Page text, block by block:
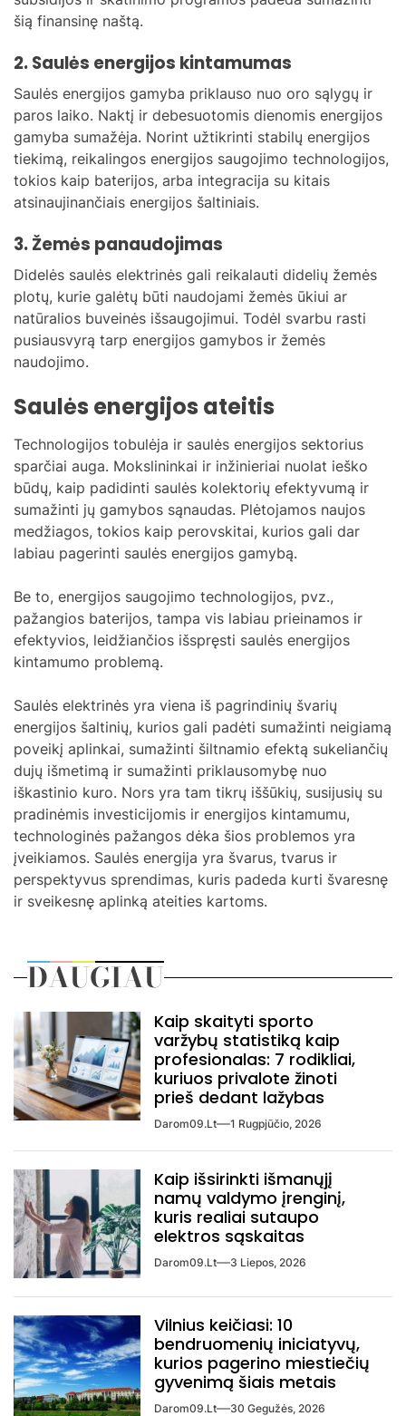
šią finansinę naštą.
2. Saulės energijos kintamumas
Saulės energijos gamyba priklauso nuo oro sąlygų ir
paros laiko. Naktį ir debesuotomis dienomis energijos
gamyba sumažėja. Norint užtikrinti stabilų energijos
tiekimą, reikalingos energijos saugojimo technologijos,
tokios kaip baterijos, arba integracija su kitais
atsinaujinančiais energijos šaltiniais.
3. Žemės panaudojimas
Didelės saulės elektrinės gali reikalauti didelių žemės
plotų, kurie galėtų būti naudojami žemės ūkiui ar
natūralios buveinės išsaugojimui. Todėl svarbu rasti
pusiausvyrą tarp energijos gamybos ir žemės
naudojimo.
Saulės energijos ateitis
Technologijos tobulėja ir saulės energijos sektorius
sparčiai auga. Mokslininkai ir inžinieriai nuolat ieško
būdų, kaip padidinti saulės kolektorių efektyvumą ir
sumažinti jų gamybos sąnaudas. Plėtojamos naujos
medžiagos, tokios kaip perovskitai, kurios gali dar
labiau pagerinti saulės energijos gamybą.
Be to, energijos saugojimo technologijos, pvz.,
pažangios baterijos, tampa vis labiau prieinamos ir
efektyvios, leidžiančios išspręsti saulės energijos
kintamumo problemą.
Saulės elektrinės yra viena iš pagrindinių švarių
energijos šaltinių, kurios gali padėti sumažinti neigiamą
poveikį aplinkai, sumažinti šiltnamio efektą sukeliančių
dujų išmetimą ir sumažinti priklausomybę nuo
iškastinio kuro. Nors yra tam tikrų iššūkių, susijusių su
pradinėmis investicijomis ir energijos kintamumu,
technologinės pažangos dėka šios problemos yra
įveikiamos. Saulės energija yra švarus, tvarus ir
perspektyvus sprendimas, kuris padeda kurti švaresnę
ir sveikesnę aplinką ateities kartoms.
DAUGIAU
Kaip skaityti sporto
varžybų statistiką kaip
profesionalas: 7 rodikliai,
kuriuos privalote žinoti
prieš dedant lažybas
Darom09.lt 1 Rugpjūčio, 2026
Kaip išsirinkti išmanųjį
namų valdymo įrenginį,
kuris realiai sutaupo
elektros sąskaitas
Darom09.lt 3 Liepos, 2026
Vilnius keičiasi: 10
bendruomenių iniciatyvų,
kurios pagerino miestiečių
gyvenimą šiais metais
Darom09.lt 30 Gegužės, 2026